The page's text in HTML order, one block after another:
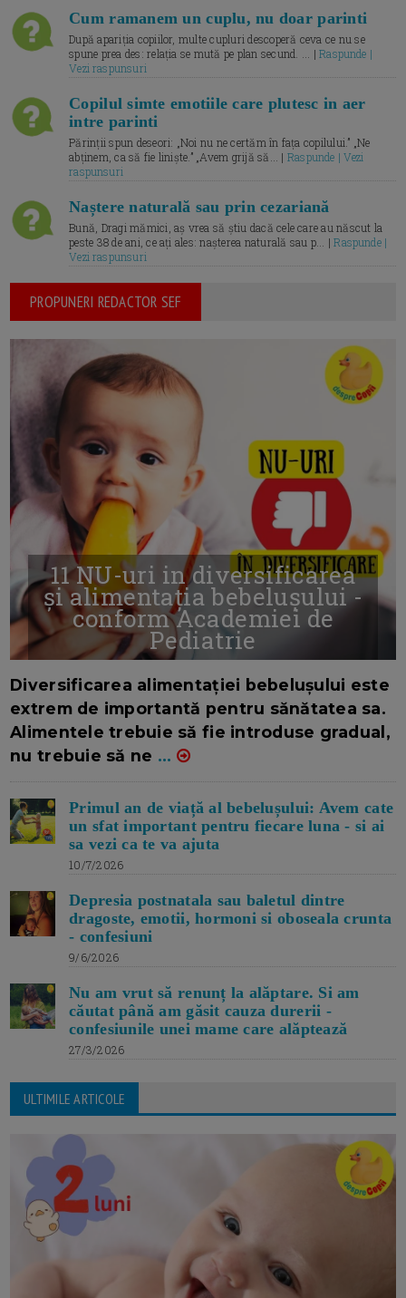
Cum ramanem un cuplu, nu doar parinti
După apariția copiilor, multe cupluri descoperă ceva ce nu se
spune prea des: relația se mută pe plan secund. ... |Raspunde |
Vezi raspunsuri
Copilul simte emotiile care plutesc in aer
intre parinti
Părinții spun deseori: „Noi nu ne certăm în fața copilului.” „Ne
abținem, ca să fie liniște.” „Avem grijă să... | Raspunde | Vezi
raspunsuri
Naștere naturală sau prin cezariană
Bună, Dragi mămici, aș vrea să știu dacă cele care au născut la
peste 38 de ani, ce ați ales: nașterea naturală sau p... |Raspunde |
Vezi raspunsuri
PROPUNERI REDACTOR SEF
11 NU-uri in diversificarea
și alimentația bebelușului -
conform Academiei de
Pediatrie
Diversificarea alimentației bebelușului este
extrem de importantă pentru sănătatea sa.
Alimentele trebuie să fie introduse gradual,
nu trebuie să ne ...
Primul an de viață al bebelușului: Avem cate
un sfat important pentru fiecare luna - si ai
sa vezi ca te va ajuta
10/7/2026
Depresia postnatala sau baletul dintre
dragoste, emotii, hormoni si oboseala crunta
- confesiuni
9/6/2026
Nu am vrut să renunț la alăptare. Si am
căutat până am găsit cauza durerii -
confesiunile unei mame care alăptează
27/3/2026
ULTIMILE ARTICOLE